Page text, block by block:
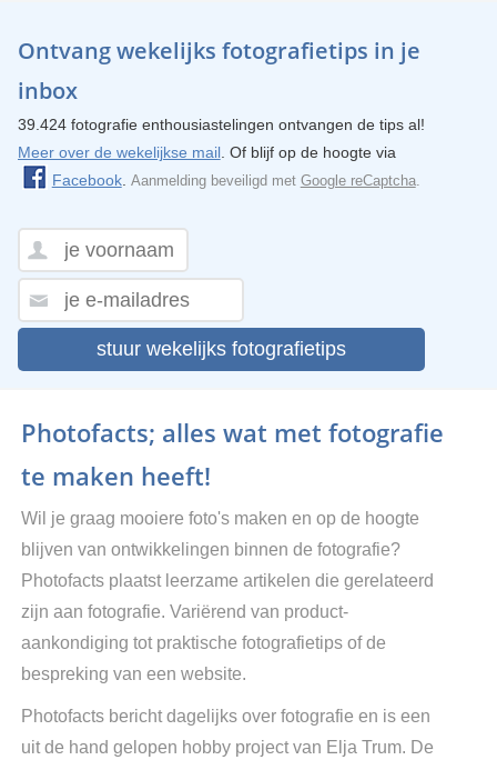
Ontvang wekelijks fotografietips in je
inbox
39.424 fotografie enthousiastelingen ontvangen de tips al!
Meer over de wekelijkse mail. Of blijf op de hoogte via
Facebook. Aanmelding beveiligd met Google reCaptcha.
stuur wekelijks fotografietips
Photofacts; alles wat met fotografie
te maken heeft!
Wil je graag mooiere foto's maken en op de hoogte
blijven van ontwikkelingen binnen de fotografie?
Photofacts plaatst leerzame artikelen die gerelateerd
zijn aan fotografie. Variërend van product-
aankondiging tot praktische fotografietips of de
bespreking van een website.
Photofacts bericht dagelijks over fotografie en is een
uit de hand gelopen hobby project van Elja Trum. De